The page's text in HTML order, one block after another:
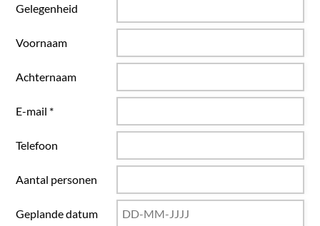
Gelegenheid
Voornaam
Achternaam
E-mail *
Telefoon
Aantal personen
Geplande datum